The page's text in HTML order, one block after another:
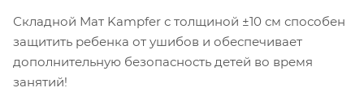
Складной Мат Kampfer с толщиной ±10 см способен
защитить ребенка от ушибов и обеспечивает
дополнительную безопасность детей во время
занятий!